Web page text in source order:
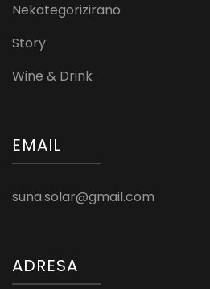
Nekategorizirano
Story
Wine & Drink
EMAIL
suna.solar@gmail.com
ADRESA